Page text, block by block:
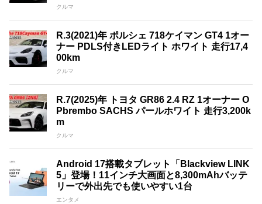
クルマ
R.3(2021)年 ポルシェ 718ケイマン GT4 1オー
ナー PDLS付きLEDライト ホワイト 走行17,4
00km
クルマ
R.7(2025)年 トヨタ GR86 2.4 RZ 1オーナー O
Pbrembo SACHS パールホワイト 走行3,200k
m
クルマ
Android 17搭載タブレット「Blackview LINK
5」登場！11インチ大画面と8,300mAhバッテ
リーで外出先でも使いやすい1台
エンタメ